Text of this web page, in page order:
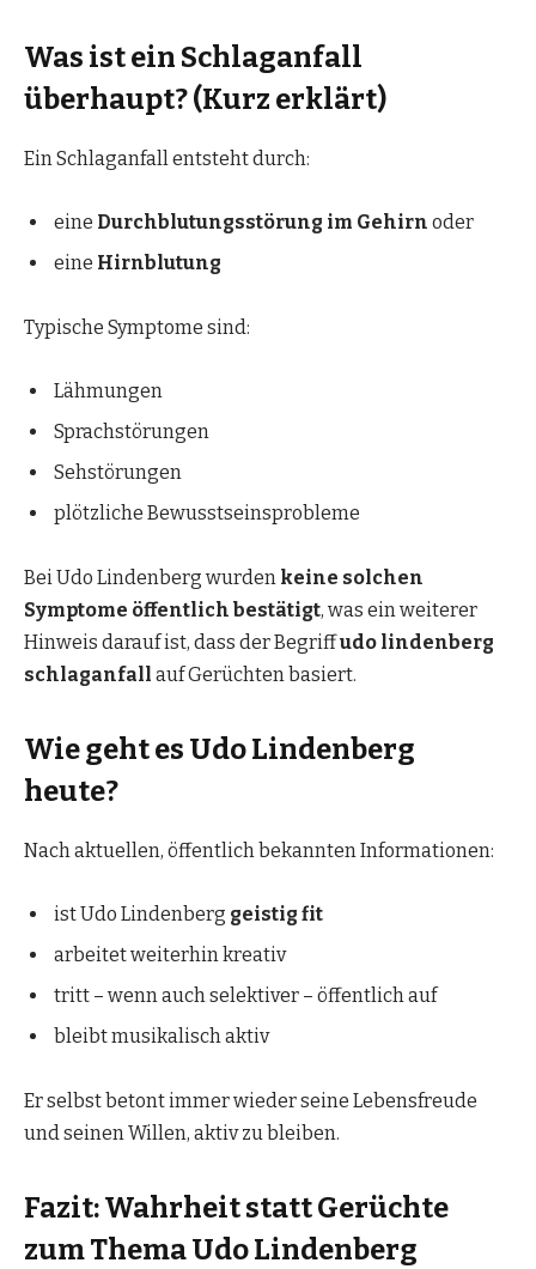
Was ist ein Schlaganfall
überhaupt? (Kurz erklärt)
Ein Schlaganfall entsteht durch:
eine Durchblutungsstörung im Gehirn oder
eine Hirnblutung
Typische Symptome sind:
Lähmungen
Sprachstörungen
Sehstörungen
plötzliche Bewusstseinsprobleme
Bei Udo Lindenberg wurden keine solchen
Symptome öffentlich bestätigt, was ein weiterer
Hinweis darauf ist, dass der Begriffudo lindenberg
schlaganfall auf Gerüchten basiert.
Wie geht es Udo Lindenberg
heute?
Nach aktuellen, öffentlich bekannten Informationen:
ist Udo Lindenberg geistig fit
arbeitet weiterhin kreativ
tritt – wenn auch selektiver – öffentlich auf
bleibt musikalisch aktiv
Er selbst betont immer wieder seine Lebensfreude
und seinen Willen, aktiv zu bleiben.
Fazit: Wahrheit statt Gerüchte
zum Thema Udo Lindenberg